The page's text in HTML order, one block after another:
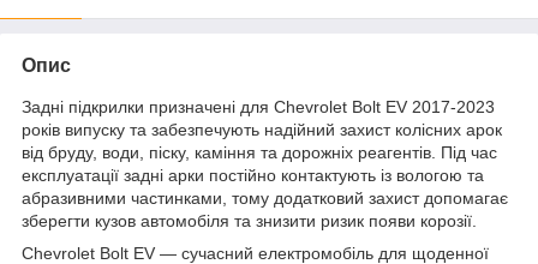
Опис
Задні підкрилки призначені для Chevrolet Bolt EV 2017-2023
років випуску та забезпечують надійний захист колісних арок
від бруду, води, піску, каміння та дорожніх реагентів. Під час
експлуатації задні арки постійно контактують із вологою та
абразивними частинками, тому додатковий захист допомагає
зберегти кузов автомобіля та знизити ризик появи корозії.
Chevrolet Bolt EV — сучасний електромобіль для щоденної